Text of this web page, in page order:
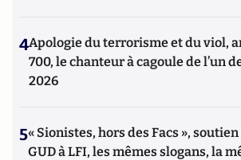
4Apologie du terrorisme et du viol,
700, le chanteur à cagoule de l’un
2026
5« Sionistes, hors des Facs »,
GUD à LFI, les mêmes slogans, la